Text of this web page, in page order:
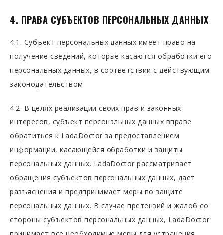
4. ПРАВА СУБЪЕКТОВ ПЕРСОНАЛЬНЫХ ДАННЫХ
4.1. Субъект персональных данных имеет право на
получение сведений, которые касаются обработки его
персональных данных, в соответствии с действующим
законодательством
4.2. В целях реализации своих прав и законных
интересов, субъект персональных данных вправе
обратиться к LadaDoctor за предоставлением
информации, касающейся обработки и защиты
персональных данных. LadaDoctor рассматривает
обращения субъектов персональных данных, дает
разъяснения и предпринимает меры по защите
персональных данных. В случае претензий и жалоб со
стороны субъектов персональных данных, LadaDoctor